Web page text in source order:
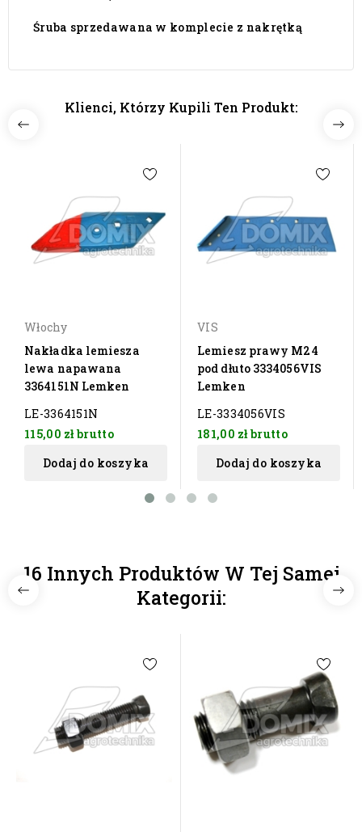
Śruba sprzedawana w komplecie z nakrętką
Klienci, Którzy Kupili Ten Produkt:
Włochy
Nakładka lemiesza
lewa napawana
3364151N Lemken
LE-3364151N
115,00 złbrutto
Dodaj do koszyka
VIS
Lemiesz prawy M24
pod dłuto 3334056VIS
Lemken
LE-3334056VIS
181,00 złbrutto
Dodaj do koszyka
16 Innych Produktów W Tej Samej
Kategorii: